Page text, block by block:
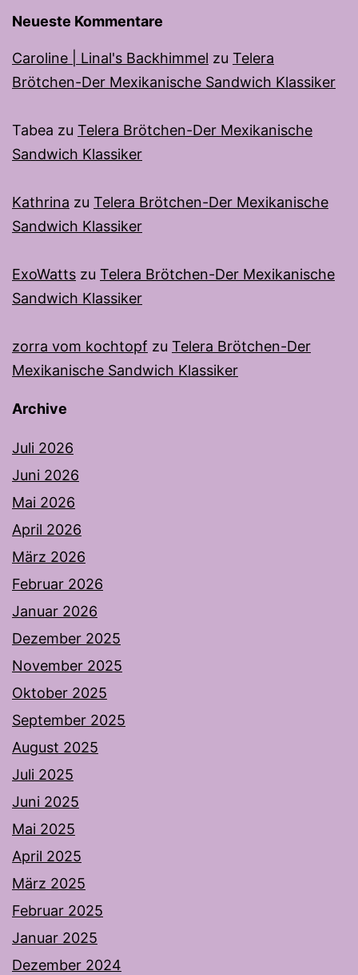
Neueste Kommentare
Caroline | Linal's Backhimmel zu Telera
Brötchen-Der Mexikanische Sandwich Klassiker
Tabea zu Telera Brötchen-Der Mexikanische
Sandwich Klassiker
Kathrina zu Telera Brötchen-Der Mexikanische
Sandwich Klassiker
ExoWatts zu Telera Brötchen-Der Mexikanische
Sandwich Klassiker
zorra vom kochtopf zu Telera Brötchen-Der
Mexikanische Sandwich Klassiker
Archive
Juli 2026
Juni 2026
Mai 2026
April 2026
März 2026
Februar 2026
Januar 2026
Dezember 2025
November 2025
Oktober 2025
September 2025
August 2025
Juli 2025
Juni 2025
Mai 2025
April 2025
März 2025
Februar 2025
Januar 2025
Dezember 2024